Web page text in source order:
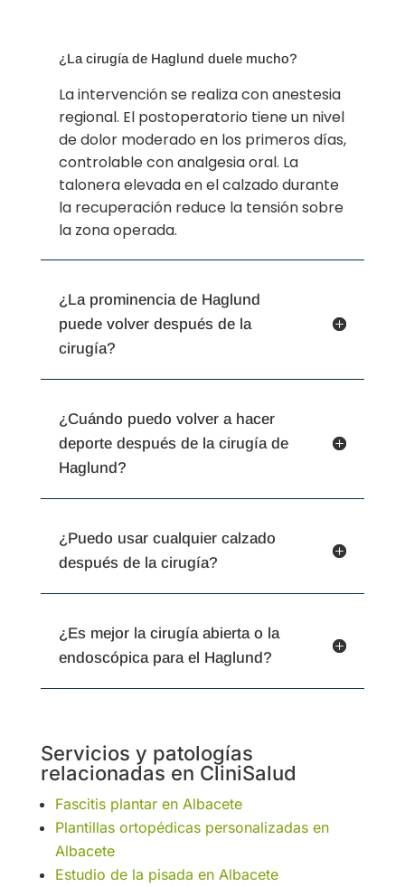
¿La cirugía de Haglund duele mucho?
La intervención se realiza con anestesia
regional. El postoperatorio tiene un nivel
de dolor moderado en los primeros días,
controlable con analgesia oral. La
talonera elevada en el calzado durante
la recuperación reduce la tensión sobre
la zona operada.
¿La prominencia de Haglund
puede volver después de la
cirugía?
¿Cuándo puedo volver a hacer
deporte después de la cirugía de
Haglund?
¿Puedo usar cualquier calzado
después de la cirugía?
¿Es mejor la cirugía abierta o la
endoscópica para el Haglund?
Servicios y patologías
relacionadas en CliniSalud
Fascitis plantar en Albacete
Plantillas ortopédicas personalizadas en
Albacete
Estudio de la pisada en Albacete